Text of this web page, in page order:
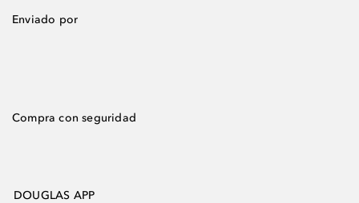
Enviado por
Compra con seguridad
DOUGLAS APP